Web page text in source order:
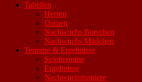
Tabellen
Herren
Damen
Nachwuchs Burschen
Nachwuchs Mädchen
Termine & Ergebnisse
Spieltermine
Ergebnisse
Nachwuchsturniere